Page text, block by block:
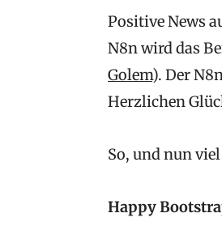
Positive News
N8n wird das
Golem). Der
Herzlichen
So, und nun
Happy